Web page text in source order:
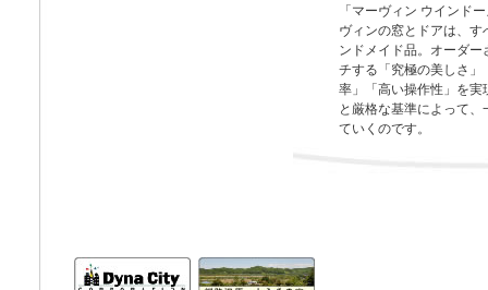
「マーヴィン ウインド
ヴィンの窓とドアは、
ンドメイド品。オーダ
チする「究極の美しさ」
率」「高い操作性」を実
と厳格な基準によって
ていくのです。